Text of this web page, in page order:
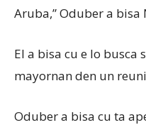
Aruba,” Oduber a bisa
El a bisa cu e lo busca
mayornan den un
Oduber a bisa cu ta